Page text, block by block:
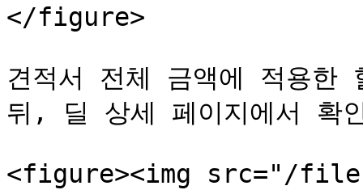
</figure>
견적서 전체 금액에 적용한
뒤, 딜 상세 페이지에서 확
<figure><img src="/